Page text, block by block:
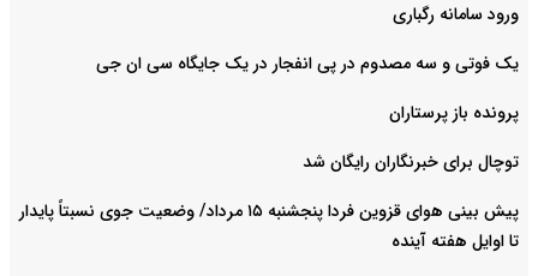
ورود سامانه رگباری
یک فوتی و سه مصدوم در پی انفجار در یک جایگاه سی ان جی
پرونده باز پرستاران
توچال برای خبرنگاران رایگان شد
پیش بینی هوای قزوین فردا پنجشنبه ۱۵ مرداد/ وضعیت جوی نسبتاً پایدار
تا اوایل هفته آینده